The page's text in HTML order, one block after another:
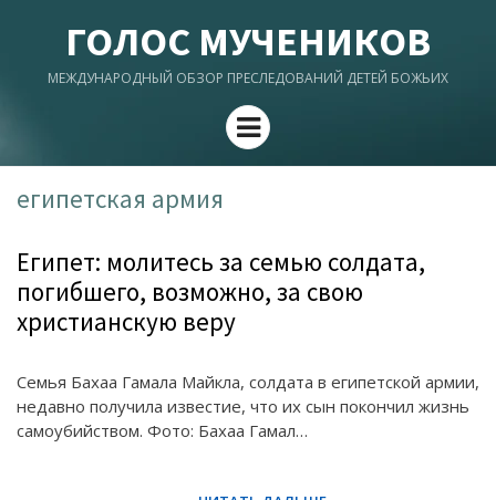
ГОЛОС МУЧЕНИКОВ
МЕЖДУНАРОДНЫЙ ОБЗОР ПРЕСЛЕДОВАНИЙ ДЕТЕЙ БОЖЬИХ
Menu
египетская армия
Египет: молитесь за семью солдата,
погибшего, возможно, за свою
христианскую веру
Семья Бахаа Гамала Майкла, солдата в египетской армии,
недавно получила известие, что их сын покончил жизнь
самоубийством. Фото: Бахаа Гамал…